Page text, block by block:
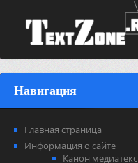
Навигация
Главная страница
Информация о сайте
Канон